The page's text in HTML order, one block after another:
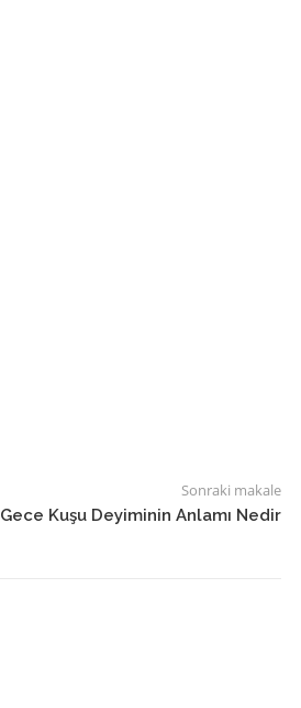
Sonraki makale
Gece Kuşu Deyiminin Anlamı Nedir